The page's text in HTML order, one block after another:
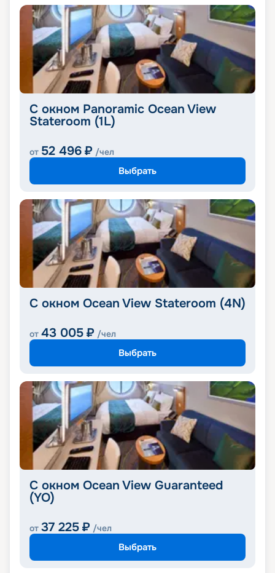
С окном Panoramic Ocean View
Stateroom (1L)
от 52 496 ₽ /чел
Выбрать
С окном Ocean View Stateroom (4N)
от 43 005 ₽ /чел
Выбрать
С окном Ocean View Guaranteed
(YO)
от 37 225 ₽ /чел
Выбрать